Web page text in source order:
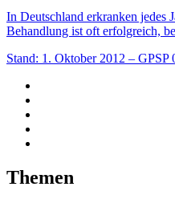
In Deutschland erkranken jedes
Behandlung ist oft erfolgreich,
Stand: 1. Oktober 2012 – GPSP
Themen